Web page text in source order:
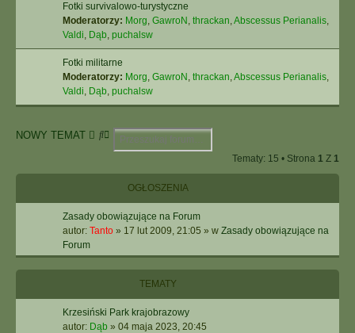
Fotki survivalowo-turystyczne
Moderatorzy: Morg, GawroN , thrackan,Abscessus Perianalis,
Valdi, Dąb, puchalsw
Fotki militarne
Moderatorzy: Morg, GawroN , thrackan,Abscessus Perianalis,
Valdi, Dąb, puchalsw
NOWY TEMAT
S
k
j
W
Z
K
I
W
Tematy: 15 • Strona 1 Z 1
OGŁOSZENIA
Zasady obowiązujące na Forum
autor: Tanto » 17 lut 2009, 21:05 » w Zasady obowiązujące na
Forum
TEMATY
Krzesiński Park krajobrazowy
autor: Dąb » 04 maja 2023, 20:45